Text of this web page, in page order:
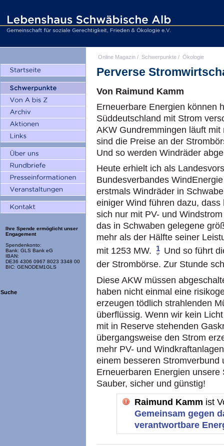
Ihre Spende ermöglicht unser
Engagement
Spendenkonto:
Bank: GLS Bank eG
IBAN:
DE36 4306 0967 8023 3348 00
BIC: GENODEM1GLS
Suche
Online Magazin / Schwerpunkte / Ökologie
Perverse
Von Raimund Kamm
Erneuerbare Energien können
Süddeutschland mit Strom
AKW Gundremmingen läuft
sind die Preise an der
Und so werden Windräder
Heute erhielt ich als
Bundesverbandes
erstmals Windräder in
einiger Wind führen dazu,
sich nur mit PV- und
das in Schwaben gelegene
mehr als der Hälfte seiner
mit 1253 MW.
1 Und so führt
der Strombörse. Zur Stunde
Diese AKW müssen
haben nicht einmal eine
erzeugen tödlich strahlenden
überflüssig. Wenn wir kein
mit in Reserve stehenden
übergangsweise den Strom
mehr PV- und
einem besseren
Erneuerbaren Energien
Sauber, sicher und günstig!
Raimund Kamm ist
Gemeinsam gegen
verantwortbare